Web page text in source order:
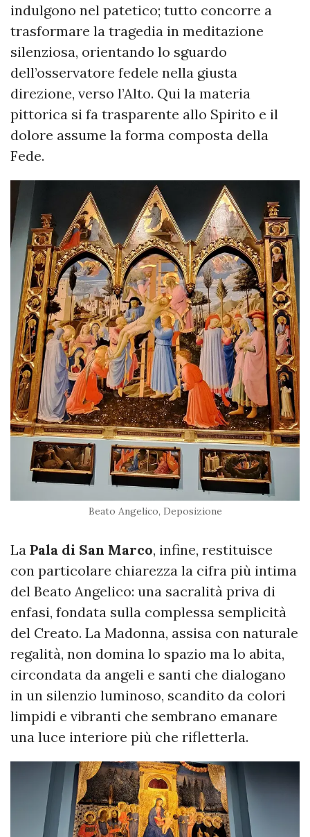
indulgono nel patetico; tutto concorre a
trasformare la tragedia in meditazione
silenziosa, orientando lo sguardo
dell’osservatore fedele nella giusta
direzione, verso l’Alto. Qui la materia
pittorica si fa trasparente allo Spirito e il
dolore assume la forma composta della
Fede.
Beato Angelico, Deposizione
La Pala di San Marco, infine, restituisce
con particolare chiarezza la cifra più intima
del Beato Angelico: una sacralità priva di
enfasi, fondata sulla complessa semplicità
del Creato. La Madonna, assisa con naturale
regalità, non domina lo spazio ma lo abita,
circondata da angeli e santi che dialogano
in un silenzio luminoso, scandito da colori
limpidi e vibranti che sembrano emanare
una luce interiore più che rifletterla.